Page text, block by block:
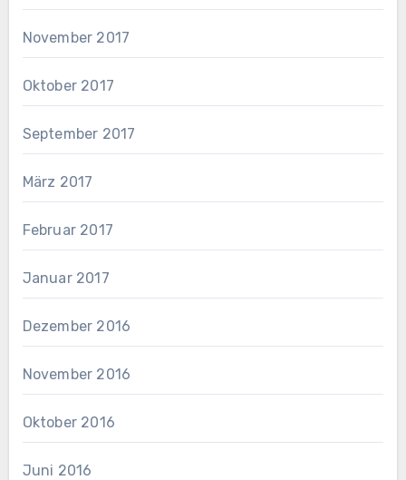
November 2017
Oktober 2017
September 2017
März 2017
Februar 2017
Januar 2017
Dezember 2016
November 2016
Oktober 2016
Juni 2016